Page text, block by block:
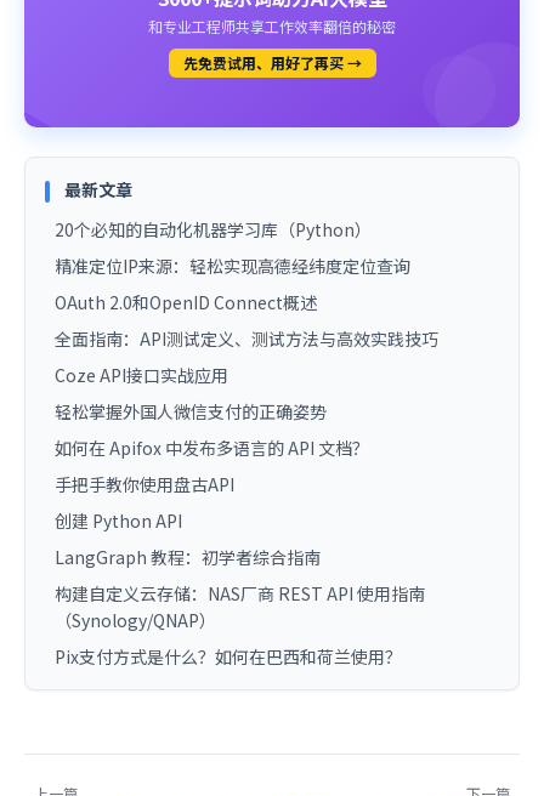
和专业工程师共享工作效率翻倍的秘密
先免费试用、用好了再买 →
最新文章
20个必知的自动化机器学习库（Python）
精准定位IP来源：轻松实现高德经纬度定位查询
OAuth 2.0和OpenID Connect概述
全面指南：API测试定义、测试方法与高效实践技巧
Coze API接口实战应用
轻松掌握外国人微信支付的正确姿势
如何在 Apifox 中发布多语言的 API 文档？
手把手教你使用盘古API
创建 Python API
LangGraph 教程：初学者综合指南
构建自定义云存储：NAS厂商 REST API 使用指南
（Synology/QNAP）
Pix支付方式是什么？如何在巴西和荷兰使用？